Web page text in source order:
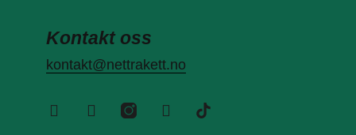
Kontakt oss
kontakt@nettrakett.no